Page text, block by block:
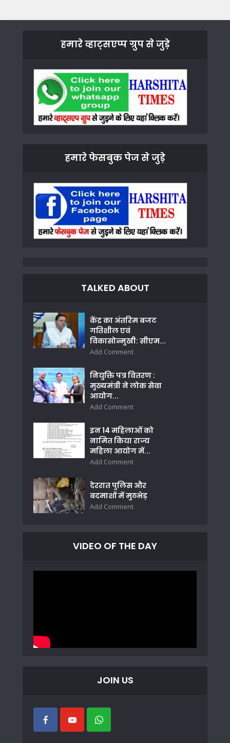
हमारे व्हाट्सएप्प ग्रुप से जुड़े
हमारे फेसबुक पेज से जुड़े
TALKED ABOUT
केंद्र का अंतरिम बजट
गतिशील एवं
विकासोन्मुखी: सीएम...
Add Comment
नियुक्ति पत्र वितरण :
मुख्यमंत्री ने लोक सेवा
आयोग...
Add Comment
इन 14 महिलाओं को
नामित किया राज्य
महिला आयोग में...
Add Comment
देररात पुलिस और
बदमाशों में मुठभेड़
Add Comment
VIDEO OF THE DAY
JOIN US